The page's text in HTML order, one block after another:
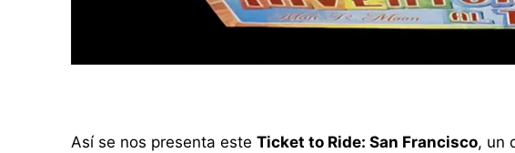
Así se nos presenta esteTicket to Ride: San Francisco, un